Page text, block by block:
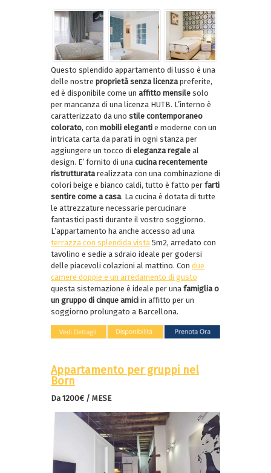
Questo splendido appartamento di lusso è una
delle nostre proprietà senza licenza preferite,
ed è disponibile come un affitto mensile solo
per mancanza di una licenza HUTB. L’interno è
caratterizzato da uno stile contemporaneo
colorato, con mobili eleganti e moderne con un
intricata carta da parati in ogni stanza per
aggiungere un tocco di eleganza regale al
design. E’ fornito di una cucina recentemente
ristrutturata realizzata con una combinazione di
colori beige e bianco caldi, tutto è fatto per farti
sentire come a casa. La cucina è dotata di tutte
le attrezzature necessarie percucinare
fantastici pasti durante il vostro soggiorno.
L’appartamento ha anche accesso ad una
terrazza con splendida vista 5m2, arredato con
tavolino e sedie a sdraio ideale per godersi
delle piacevoli colazioni al mattino. Con due
camere doppie e un arredamento di gusto
questa sistemazione è ideale per una famiglia o
un gruppo di cinque amici in affitto per un
soggiorno prolungato a Barcellona.
Appartamento per gruppi nel
Born
Da 1200€ / MESE